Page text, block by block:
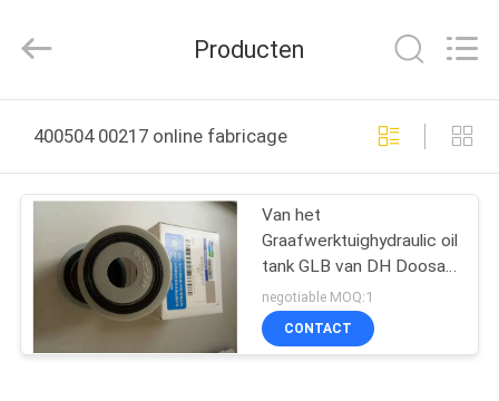
PRODUCTEN
VIDEO'S
ONGEVEER
Rights
Reserved.
ECER
Producten
400504 00217 online fabricage
Van het
Graafwerktuighydraulic oil
tank GLB van DH Doosan
Daewoo van de de
Openingsklep In te
ademen Filter 400504-
negotiable MOQ:1
CONTACT